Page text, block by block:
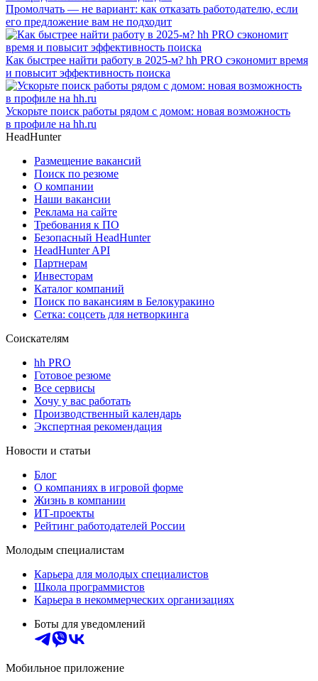
Промолчать — не вариант: как отказать работодателю, если
его предложение вам не подходит
Как быстрее найти работу в 2025-м? hh PRO сэкономит время
и повысит эффективность поиска
Ускорьте поиск работы рядом с домом: новая возможность
в профиле на hh.ru
HeadHunter
Размещение вакансий
Поиск по резюме
О компании
Наши вакансии
Реклама на сайте
Требования к ПО
Безопасный HeadHunter
HeadHunter API
Партнерам
Инвесторам
Каталог компаний
Поиск по вакансиям в Белокуракино
Сетка: соцсеть для нетворкинга
Соискателям
hh PRO
Готовое резюме
Все сервисы
Хочу у вас работать
Производственный календарь
Экспертная рекомендация
Новости и статьи
Блог
О компаниях в игровой форме
Жизнь в компании
ИТ-проекты
Рейтинг работодателей России
Молодым специалистам
Карьера для молодых специалистов
Школа программистов
Карьера в некоммерческих организациях
Боты для уведомлений
Мобильное приложение